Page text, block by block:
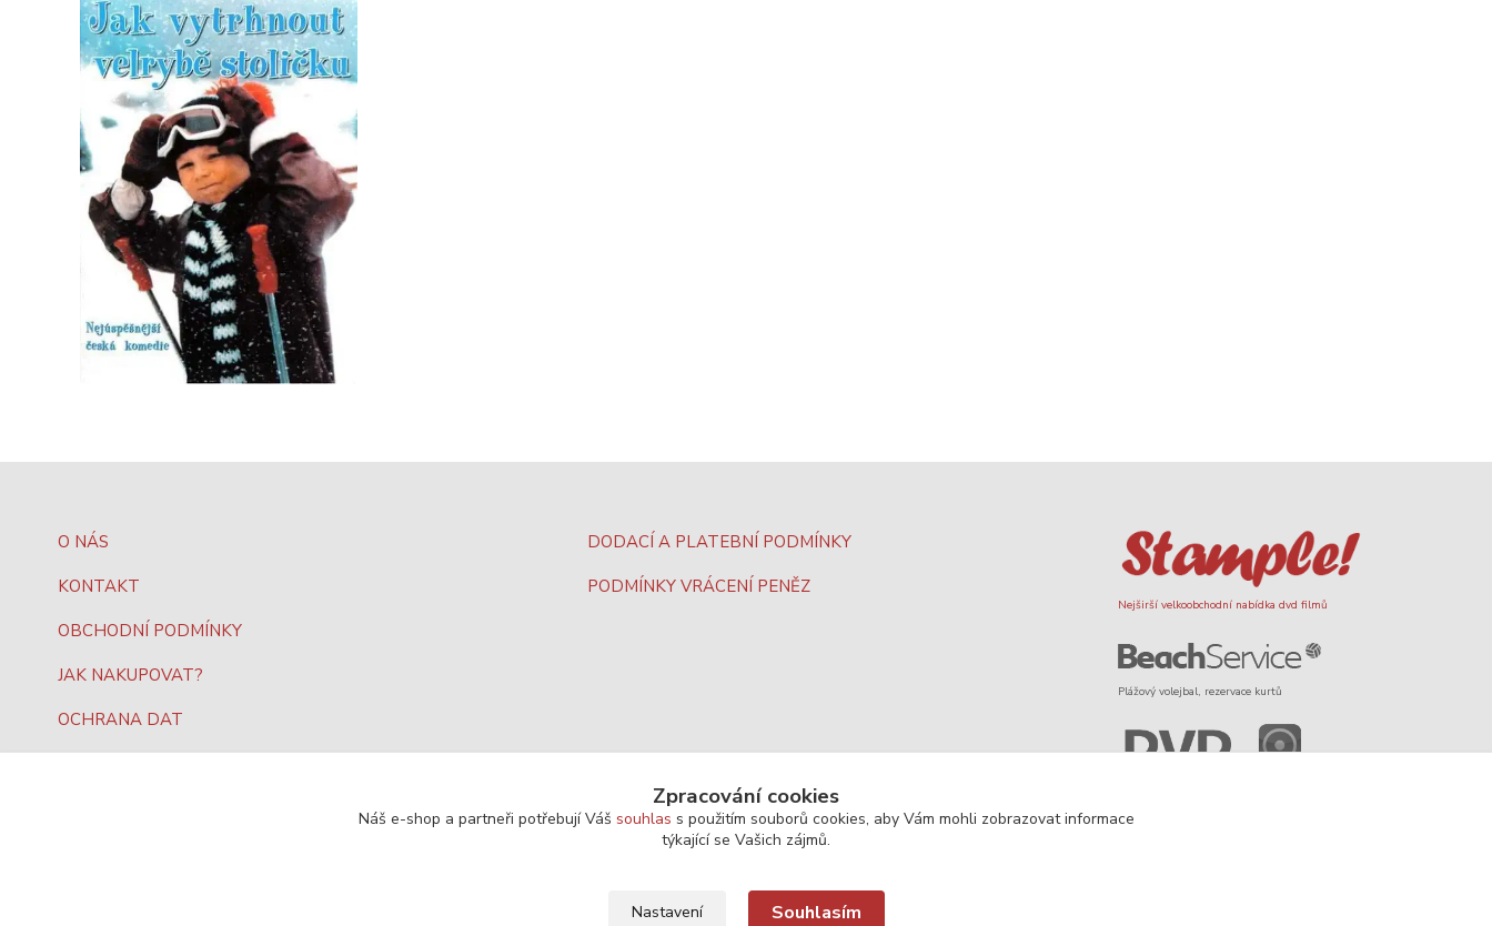
O NÁS
KONTAKT
OBCHODNÍ PODMÍNKY
JAK NAKUPOVAT?
OCHRANA DAT
DODACÍ A PLATEBNÍ PODMÍNKY
PODMÍNKY VRÁCENÍ PENĚZ
Nejširší velkoobchodní nabídka dvd filmů
Plážový volejbal, rezervace kurtů
Zpracování cookies
Náš e-shop a partneři potřebují Váš souhlas s použitím souborů cookies, aby Vám mohli zobrazovat informace
týkající se Vašich zájmů.
Nastavení Souhlasím